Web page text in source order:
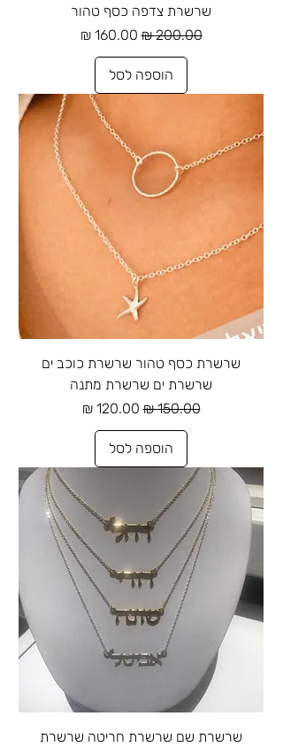
שרשרת צדפה כסף טהור
מחיר רגיל‏200.00 ‏₪ מחיר מבצע
הוספה לסל
שרשרת כסף טהור שרשרת כוכב ים
שרשרת ים שרשרת מתנה
מחיר רגיל‏150.00 ‏₪ מחיר מבצע
הוספה לסל
שרשרת שם שרשרת חריטה שרשרת